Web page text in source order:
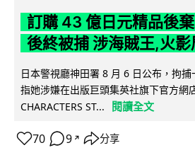
訂購 43 億日元精品後
後終被捕 涉海賊王,火
日本警視廳神田署 8 月 6 日公布，拘捕
指她涉嫌在出版巨頭集英社旗下官方網
CHARACTERS ST...
閱讀全文
70 9 ↗ 分享